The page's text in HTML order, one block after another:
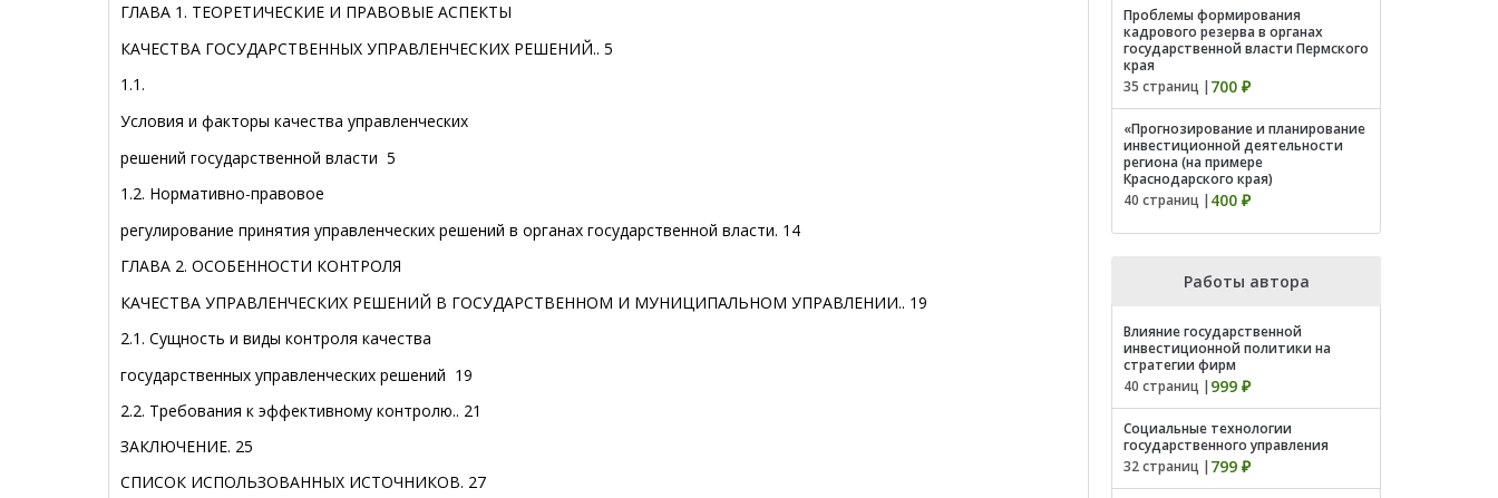
ГЛАВА 1. ТЕОРЕТИЧЕСКИЕ И ПРАВОВЫЕ АСПЕКТЫ
КАЧЕСТВА ГОСУДАРСТВЕННЫХ УПРАВЛЕНЧЕСКИХ РЕШЕНИЙ.. 5
1.1.
Условия и факторы качества управленческих
решений государственной власти 5
1.2. Нормативно-правовое
регулирование принятия управленческих решений в органах государственной власти. 14
ГЛАВА 2. ОСОБЕННОСТИ КОНТРОЛЯ
КАЧЕСТВА УПРАВЛЕНЧЕСКИХ РЕШЕНИЙ В ГОСУДАРСТВЕННОМ И МУНИЦИПАЛЬНОМ УПРАВЛЕНИИ.. 19
2.1. Сущность и виды контроля качества
государственных управленческих решений 19
2.2. Требования к эффективному контролю.. 21
ЗАКЛЮЧЕНИЕ. 25
СПИСОК ИСПОЛЬЗОВАННЫХ ИСТОЧНИКОВ. 27
Проблемы формирования
кадрового резерва в органах
государственной власти Пермского
края
35 страниц | 700 ₽
«Прогнозирование и планирование
инвестиционной деятельности
региона (на примере
Краснодарского края)
40 страниц | 400 ₽
Работы автора
Влияние государственной
инвестиционной политики на
стратегии фирм
40 страниц | 999 ₽
Cоциальные технологии
государственного управления
32 страниц | 799 ₽